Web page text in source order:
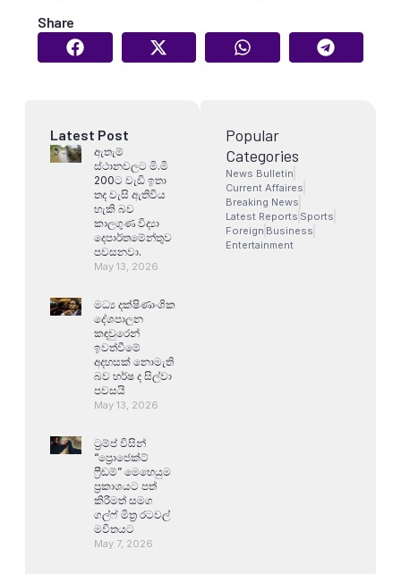
Share
Latest Post
ඇතැම්
ස්ථානවලට මි.මි
200ට වැඩි ඉතා
තද වැසි ඇතිවිය
හැකි බව
කාලගුණ විද්‍යා
දෙපාර්තමේන්තුව
පවසනවා.
May 13, 2026
මධ්‍ය දක්ෂිණාංශික
දේශපාලන
කඳවුරෙන්
ඉවත්වීමේ
අදහසක් නොමැති
බව හර්ෂ ද සිල්වා
පවසයි
May 13, 2026
ට්‍රම්ප් විසින්
“ප්‍රොජෙක්ට්
ෆ්‍රීඩම්” මෙහෙයුම
ප්‍රකාශයට පත්
කිරීමත් සමග
ගල්ෆ් මිත්‍ර රටවල්
මවිතයට
May 7, 2026
Popular
Categories
News Bulletin
Current Affaires
Breaking News
Latest Reports Sports
Foreign Business
Entertainment